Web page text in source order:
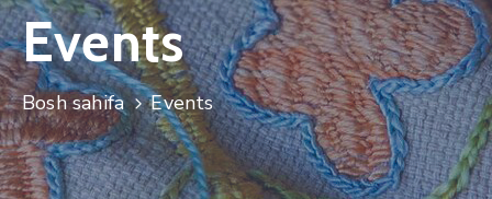
Haqida
Tadbirlar
Milliy
Katalog
Matbuot
Events
Bosh sahifa Events